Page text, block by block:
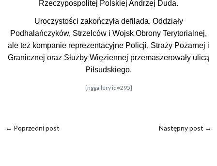
Rzeczypospolitej Polskiej Andrzej Duda.
Uroczystości zakończyła defilada. Oddziały
Podhalańczyków, Strzelców i Wojsk Obrony Terytorialnej,
ale też kompanie reprezentacyjne Policji, Straży Pożarnej i
Granicznej oraz Służby Więziennej przemaszerowały ulicą
Piłsudskiego.
[nggallery id=295]
← Poprzedni post Następny post →